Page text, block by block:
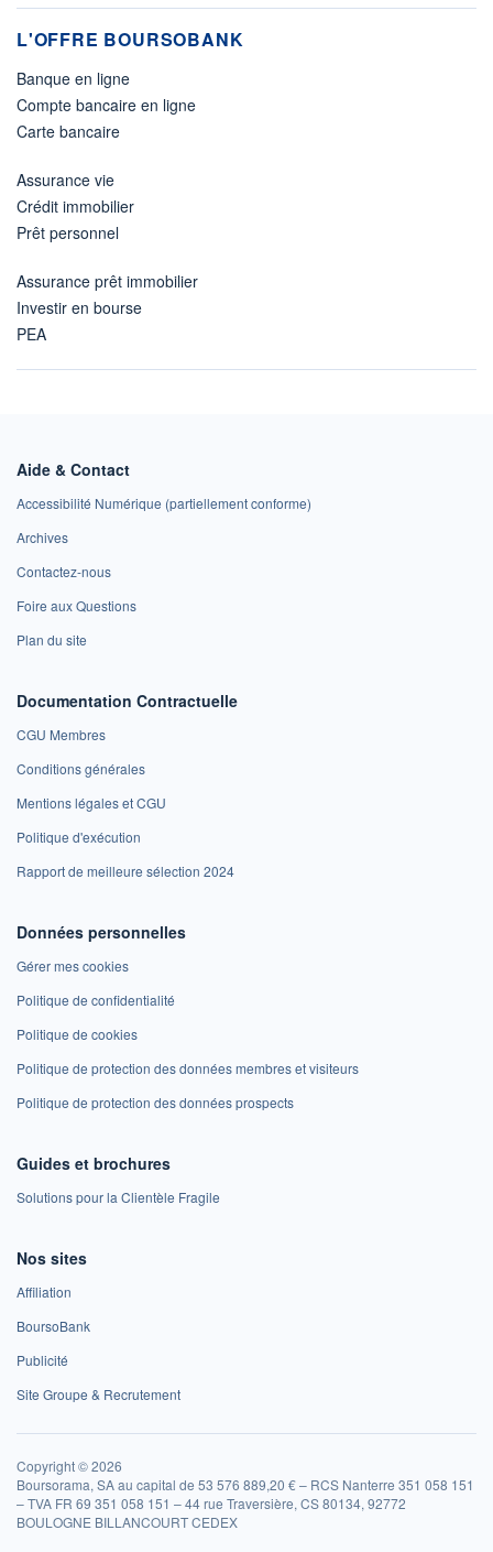
L'OFFRE BOURSOBANK
Banque en ligne
Compte bancaire en ligne
Carte bancaire
Assurance vie
Crédit immobilier
Prêt personnel
Assurance prêt immobilier
Investir en bourse
PEA
Aide & Contact
Accessibilité Numérique (partiellement conforme)
Archives
Contactez-nous
Foire aux Questions
Plan du site
Documentation Contractuelle
CGU Membres
Conditions générales
Mentions légales et CGU
Politique d'exécution
Rapport de meilleure sélection 2024
Données personnelles
Gérer mes cookies
Politique de confidentialité
Politique de cookies
Politique de protection des données membres et visiteurs
Politique de protection des données prospects
Guides et brochures
Solutions pour la Clientèle Fragile
Nos sites
Affiliation
BoursoBank
Publicité
Site Groupe & Recrutement
Copyright © 2026
Boursorama, SA au capital de 53 576 889,20 € – RCS Nanterre 351 058 151
– TVA FR 69 351 058 151 – 44 rue Traversière, CS 80134, 92772
BOULOGNE BILLANCOURT CEDEX